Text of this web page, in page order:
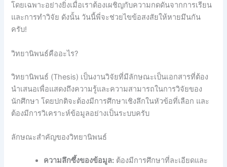
โดยเฉพาะอย่างยิ่งเมื่อเราต้องเผชิญกับความกดดันจากการเรียน
และการทำวิจัย ดังนั้น วันนี้พี่จะช่วยไขข้อสงสัยให้หายมึนกัน
ครับ!
วิทยานิพนธ์คืออะไร?
วิทยานิพนธ์ (Thesis) เป็นงานวิจัยที่มีลักษณะเป็นเอกสารที่ต้อง
นำเสนอเพื่อแสดงถึงความรู้และความสามารถในการวิจัยของ
นักศึกษา โดยปกติจะต้องมีการศึกษาเชิงลึกในหัวข้อที่เลือก และ
ต้องมีการวิเคราะห์ข้อมูลอย่างเป็นระบบครับ
ลักษณะสำคัญของวิทยานิพนธ์
ความลึกซึ้งของข้อมูล: ต้องมีการศึกษาที่ละเอียดและ